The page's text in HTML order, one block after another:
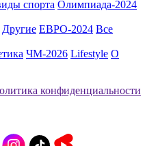
спорта Олимпиада-2024
Другие ЕВРО-2024 Все
ЧМ-2026 Lifestyle О
конфиденциальности